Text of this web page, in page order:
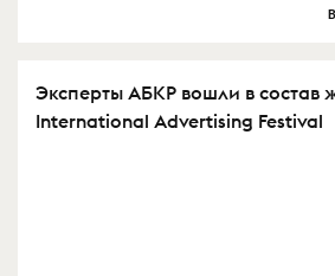
Эксперты АБКР вошли в состав
International Advertising Festival